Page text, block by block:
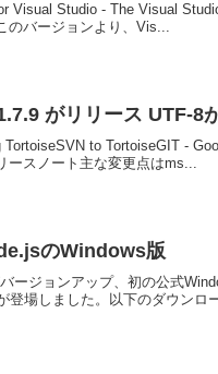
Visual Studio - The Visual
のバージョンより、Vis...
がリリース UTF-8
to TortoiseGIT -
ースノート主な変更点はms...
のWindows版
ージョンアップ、初の公式
登場しました。以下のダウンロ